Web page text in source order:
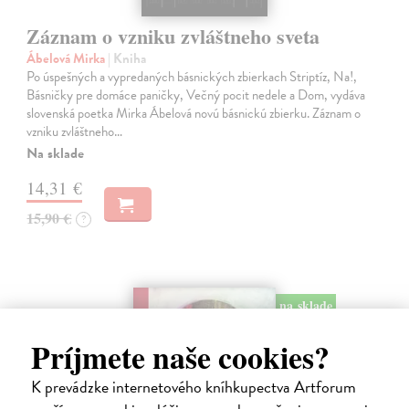
Príjmete naše cookies?
K prevádzke internetového kníhkupectva Artforum
Záznam o vzniku zvláštneho sveta
Ábelová Mirka| Kniha
Po úspešných a vypredaných básnických zbierkach Striptíz, Na!,
Básničky pre domáce paničky, Večný pocit nedele a Dom, vydáva
slovenská poetka Mirka Ábelová novú básnickú zbierku. Záznam o
vzniku zvláštneho…
Na sklade
14,31 €
15,90 € ?
na sklade